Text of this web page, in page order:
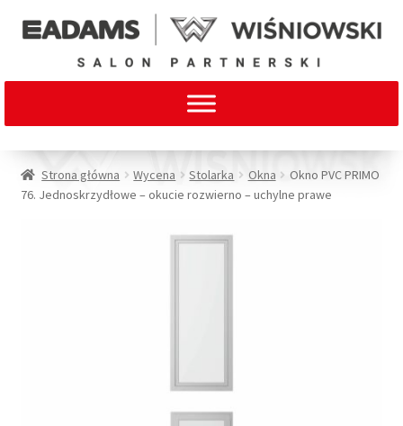
Strona główna Wycena Stolarka Okna
Okno PVC PRIMO
76. Jednoskrzydłowe – okucie rozwierno – uchylne prawe